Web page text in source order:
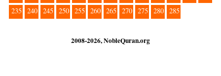
235 240 245 250 255 260 265 270 275 280 285
2008-2026, NobleQuran.org